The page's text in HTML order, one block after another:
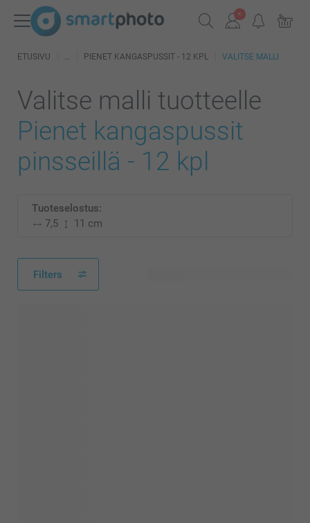
ETUSIVU PIENET KANGASPUSSIT - 12 KPL VALITSE MALLI
Valitse malli tuotteelle
Pienet kangaspussit
pinsseillä - 12 kpl
Tuoteselostus:
7,5
11 cm
Filters